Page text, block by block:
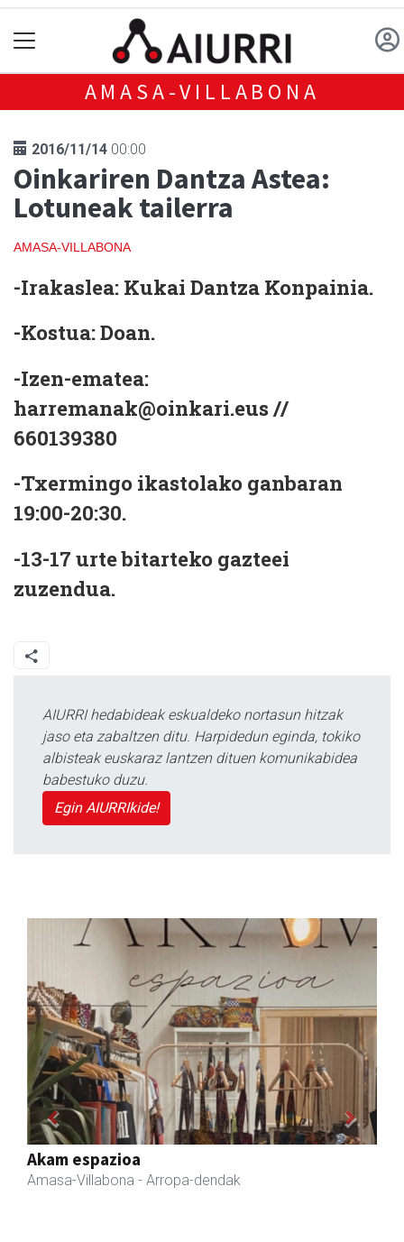
AMASA-VILLABONA
2016/11/14 00:00
Oinkariren Dantza Astea:
Lotuneak tailerra
AMASA-VILLABONA
-Irakaslea: Kukai Dantza Konpainia.
-Kostua: Doan.
-Izen-ematea:
harremanak@oinkari.eus //
660139380
-Txermingo ikastolako ganbaran
19:00-20:30.
-13-17 urte bitarteko gazteei
zuzendua.
AIURRI hedabideak eskualdeko nortasun hitzak
jaso eta zabaltzen ditu. Harpidedun eginda, tokiko
albisteak euskaraz lantzen dituen komunikabidea
babestuko duzu.
Egin AIURRIkide!
Arindu fisioterapia eta osteopatia
Amasa-Villabona - Fisioterapia
Previous Next